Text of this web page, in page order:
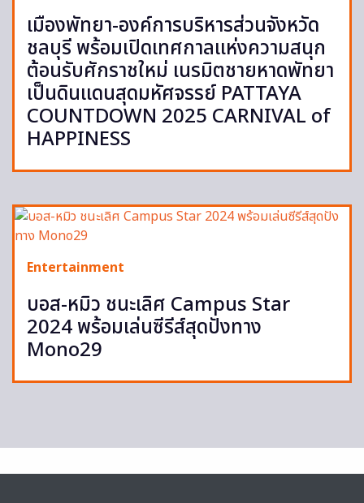
เมืองพัทยา-องค์การบริหารส่วนจังหวัด
ชลบุรี พร้อมเปิดเทศกาลแห่งความสนุก
ต้อนรับศักราชใหม่ เนรมิตชายหาดพัทยา
เป็นดินแดนสุดมหัศจรรย์ PATTAYA
COUNTDOWN 2025 CARNIVAL of
HAPPINESS
Entertainment
บอส-หมิว ชนะเลิศ Campus Star
2024 พร้อมเล่นซีรีส์สุดปังทาง
Mono29